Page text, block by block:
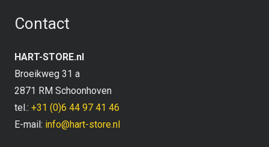
Contact
HART-STORE.nl
Broeikweg 31 a
2871 RM Schoonhoven
tel.: +31 (0)6 44 97 41 46
E-mail: info@hart-store.nl